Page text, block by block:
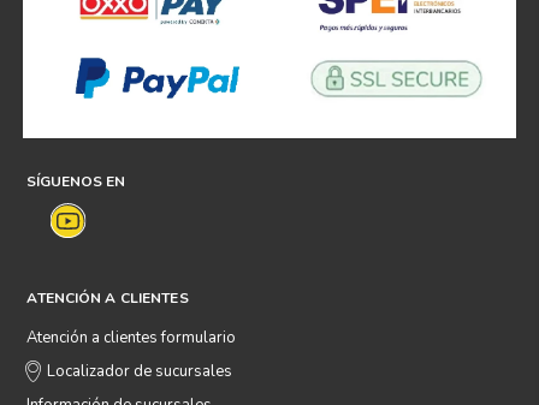
SÍGUENOS EN
ATENCIÓN A CLIENTES
Atención a clientes formulario
Localizador de sucursales